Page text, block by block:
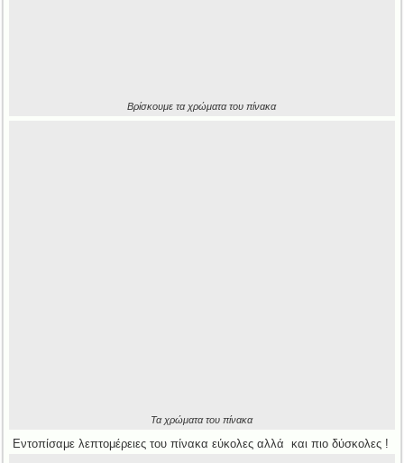
Βρίσκουμε τα χρώματα του πίνακα
Τα χρώματα του πίνακα
Εντοπίσαμε λεπτομέρειες του πίνακα εύκολες αλλά και πιο δύσκολες !